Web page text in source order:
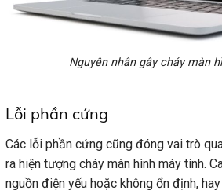
Nguyên nhân gây cháy màn
Lỗi phần cứng
Các lỗi phần cứng cũng đóng vai trò
ra hiện tượng cháy màn hình máy tính.
nguồn điện yếu hoặc không ổn định,